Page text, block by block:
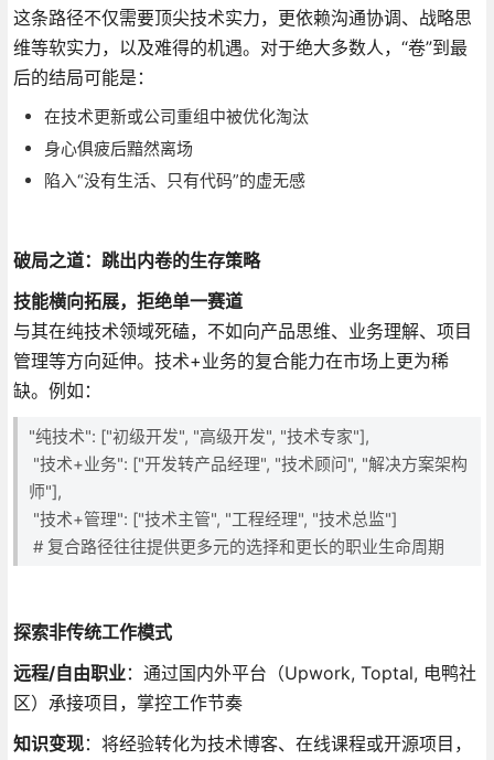
这条路径不仅需要顶尖技术实力，更依赖沟通协调、战略思
维等软实力，以及难得的机遇。对于绝大多数人，“卷”到最
后的结局可能是：
在技术更新或公司重组中被优化淘汰
身心俱疲后黯然离场
陷入“没有生活、只有代码”的虚无感
破局之道：跳出内卷的生存策略
技能横向拓展，拒绝单一赛道
与其在纯技术领域死磕，不如向产品思维、业务理解、项目
管理等方向延伸。技术+业务的复合能力在市场上更为稀
缺。例如：
"纯技术": ["初级开发", "高级开发", "技术专家"],
"技术+业务": ["开发转产品经理", "技术顾问", "解决方案架构
师"],
"技术+管理": ["技术主管", "工程经理", "技术总监"]
# 复合路径往往提供更多元的选择和更长的职业生命周期
探索非传统工作模式
远程/自由职业：通过国内外平台（Upwork, Toptal, 电鸭社
区）承接项目，掌控工作节奏
知识变现：将经验转化为技术博客、在线课程或开源项目，